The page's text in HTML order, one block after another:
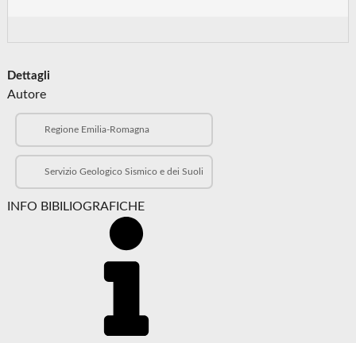
Dettagli
Autore
Regione Emilia-Romagna
Servizio Geologico Sismico e dei Suoli
INFO BIBILIOGRAFICHE